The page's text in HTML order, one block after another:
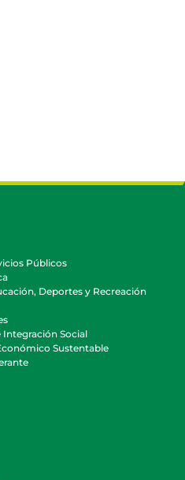
Públicos
Deportes y Recreación
Integración Social
Sustentable